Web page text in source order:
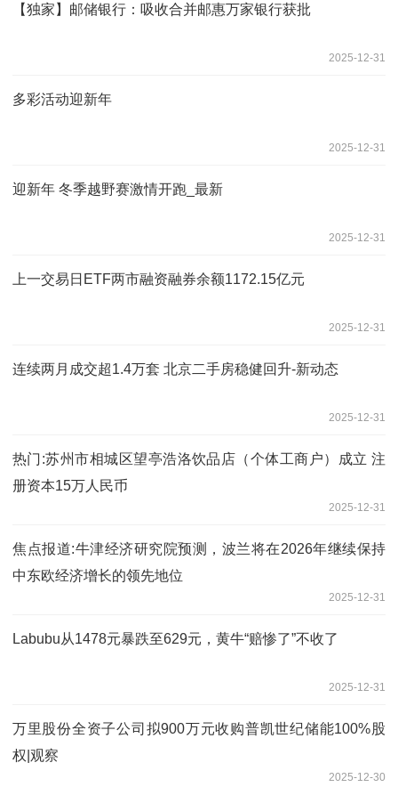
【独家】邮储银行：吸收合并邮惠万家银行获批
2025-12-31
多彩活动迎新年
2025-12-31
迎新年 冬季越野赛激情开跑_最新
2025-12-31
上一交易日ETF两市融资融券余额1172.15亿元
2025-12-31
连续两月成交超1.4万套 北京二手房稳健回升-新动态
2025-12-31
热门:苏州市相城区望亭浩洛饮品店（个体工商户）成立 注
册资本15万人民币
2025-12-31
焦点报道:牛津经济研究院预测，波兰将在2026年继续保持
中东欧经济增长的领先地位
2025-12-31
Labubu从1478元暴跌至629元，黄牛“赔惨了”不收了
2025-12-31
万里股份全资子公司拟900万元收购普凯世纪储能100%股
权|观察
2025-12-30